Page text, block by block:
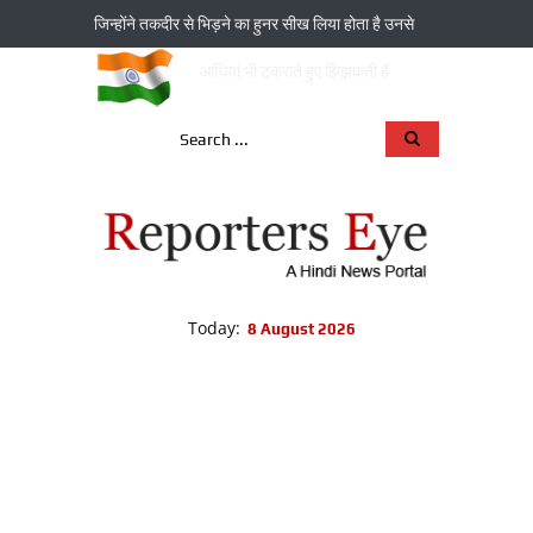
जिन्‍होंने तकदीर से भिड़ने का हुनर सीख लिया होता है उनसे
Today: 8 August 2026